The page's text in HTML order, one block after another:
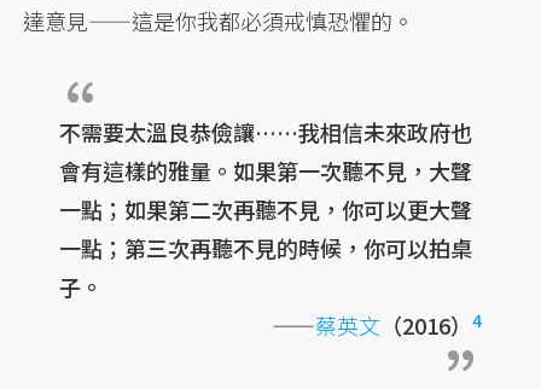
達意見——這是你我都必須戒慎恐懼的。
不需要太溫良恭儉讓……我相信未來政府也
會有這樣的雅量。如果第一次聽不見，大聲
一點；如果第二次再聽不見，你可以更大聲
一點；第三次再聽不見的時候，你可以拍桌
子。
——蔡英文（2016） 4